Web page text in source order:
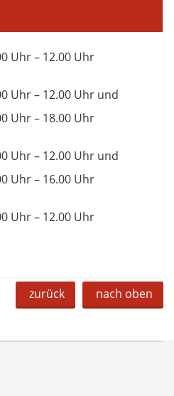
Uhr – 12.00 Uhr
Uhr – 12.00 Uhr und
Uhr – 18.00 Uhr
Uhr – 12.00 Uhr und
Uhr – 16.00 Uhr
Uhr – 12.00 Uhr
zurück nach oben